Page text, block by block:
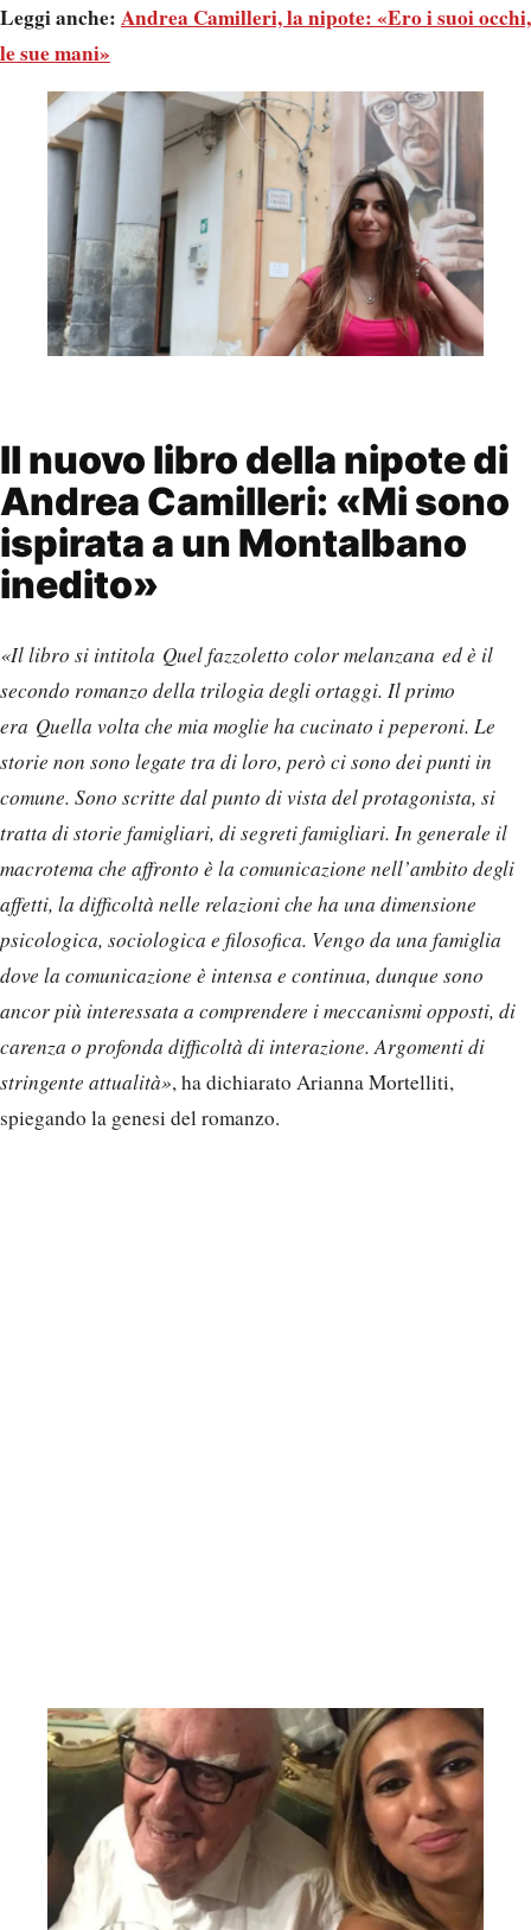
Leggi anche: Andrea Camilleri, la nipote: «Ero i suoi occhi,
le sue mani»
Il nuovo libro della nipote di
Andrea Camilleri: «Mi sono
ispirata a un Montalbano
inedito»
«Il libro si intitola Quel fazzoletto color melanzana ed è il
secondo romanzo della trilogia degli ortaggi. Il primo
era Quella volta che mia moglie ha cucinato i peperoni. Le
storie non sono legate tra di loro, però ci sono dei punti in
comune. Sono scritte dal punto di vista del protagonista, si
tratta di storie famigliari, di segreti famigliari. In generale il
macrotema che affronto è la comunicazione nell’ambito degli
affetti, la difficoltà nelle relazioni che ha una dimensione
psicologica, sociologica e filosofica. Vengo da una famiglia
dove la comunicazione è intensa e continua, dunque sono
ancor più interessata a comprendere i meccanismi opposti, di
carenza o profonda difficoltà di interazione. Argomenti di
stringente attualità», ha dichiarato Arianna Mortelliti,
spiegando la genesi del romanzo.